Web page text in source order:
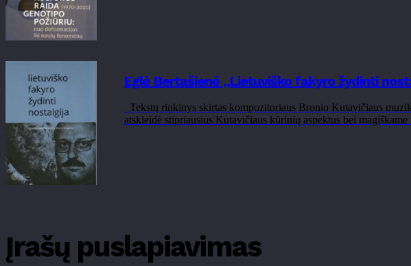
Eglė Bertašienė „Lietuviško fakyro žydinti
Tekstų rinkinys skirtas kompozitoriaus Bronio Kutavičiaus
atskleidė stipriausius Kutavičiaus kūrinių aspektus bei
Įrašų puslapiavimas